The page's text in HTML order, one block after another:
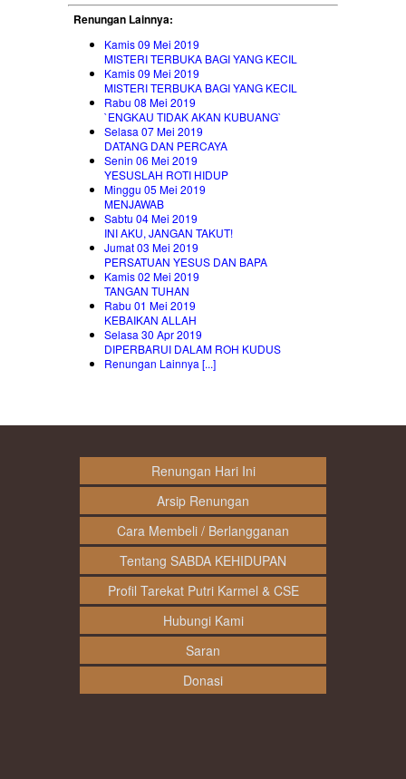
Renungan Lainnya:
Kamis 09 Mei 2019
MISTERI TERBUKA BAGI YANG KECIL
Kamis 09 Mei 2019
MISTERI TERBUKA BAGI YANG KECIL
Rabu 08 Mei 2019
`ENGKAU TIDAK AKAN KUBUANG`
Selasa 07 Mei 2019
DATANG DAN PERCAYA
Senin 06 Mei 2019
YESUSLAH ROTI HIDUP
Minggu 05 Mei 2019
MENJAWAB
Sabtu 04 Mei 2019
INI AKU, JANGAN TAKUT!
Jumat 03 Mei 2019
PERSATUAN YESUS DAN BAPA
Kamis 02 Mei 2019
TANGAN TUHAN
Rabu 01 Mei 2019
KEBAIKAN ALLAH
Selasa 30 Apr 2019
DIPERBARUI DALAM ROH KUDUS
Renungan Lainnya [...]
Renungan Hari Ini
Arsip Renungan
Cara Membeli / Berlangganan
Tentang SABDA KEHIDUPAN
Profil Tarekat Putri Karmel & CSE
Hubungi Kami
Saran
Donasi